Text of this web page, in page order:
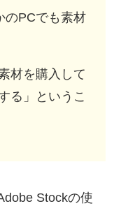
のPCでも素材
材を購入して
る」というこ
Stockの使